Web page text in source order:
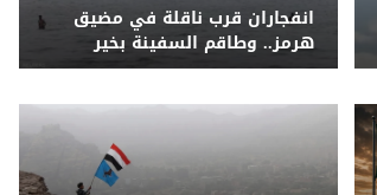
انفجاران قرب ناقلة في مضيق
هرمز.. وطاقم السفينة بخير